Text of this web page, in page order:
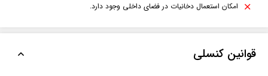
امکان استعمال دخانیات در فضای داخلی وجود دارد.
قوانین کنسلی